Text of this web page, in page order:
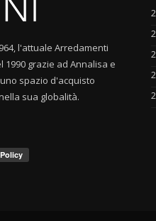
l'attuale Arredamenti
grazie ad Annalisa e
spazio d'acquisto
sua globalità.